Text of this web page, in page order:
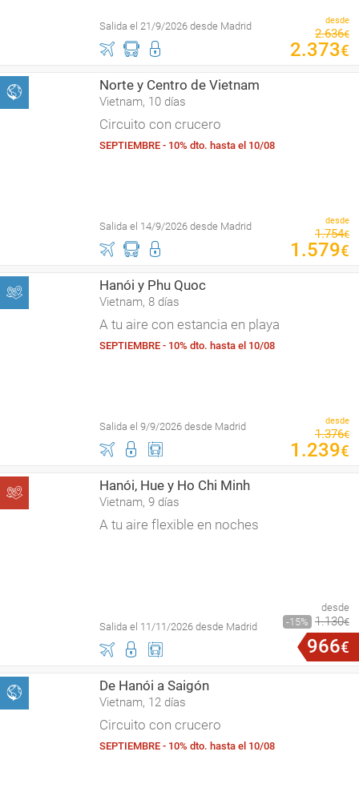
Salida el 21/9/2026 desde Madrid desde
2.636€
2.373€
Norte y Centro de Vietnam
Vietnam, 10 días
Circuito con crucero
SEPTIEMBRE - 10% dto. hasta el 10/08
Salida el 14/9/2026 desde Madrid desde
1.754€
1 .579€
Hanói y Phu Quoc
Vietnam, 8 días
A tu aire con estancia en playa
SEPTIEMBRE - 10% dto. hasta el 10/08
Salida el 9/9/2026 desde Madrid desde
1.376€
1 .239€
Hanói, Hue y Ho Chi Minh
Vietnam, 9 días
A tu aire flexible en noches
Salida el 11/11/2026 desde Madrid
desde
15
1.130€
966€
De Hanói a Saigón
Vietnam, 12 días
Circuito con crucero
SEPTIEMBRE - 10% dto. hasta el 10/08